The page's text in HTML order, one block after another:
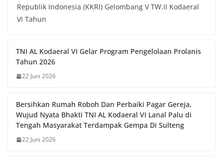
Republik Indonesia (KKRI) Gelombang V TW.II Kodaeral
VI Tahun
TNI AL Kodaeral VI Gelar Program Pengelolaan Prolanis
Tahun 2026
22 Juni 2026
Bersihkan Rumah Roboh Dan Perbaiki Pagar Gereja,
Wujud Nyata Bhakti TNI AL Kodaeral VI Lanal Palu di
Tengah Masyarakat Terdampak Gempa Di Sulteng
22 Juni 2026